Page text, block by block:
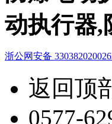
动执行器,
浙公网安备
返回顶
0577-